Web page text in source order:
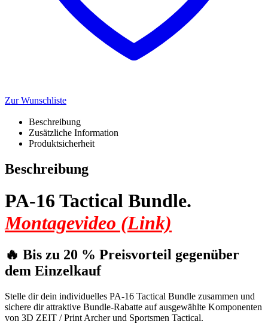
Zur Wunschliste
Beschreibung
Zusätzliche Information
Produktsicherheit
Beschreibung
PA-16 Tactical Bundle.
Montagevideo (Link)
🔥 Bis zu 20 % Preisvorteil gegenüber
dem Einzelkauf
Stelle dir dein individuelles PA-16 Tactical Bundle zusammen und
sichere dir attraktive Bundle-Rabatte auf ausgewählte Komponenten
von 3D ZEIT / Print Archer und Sportsmen Tactical.